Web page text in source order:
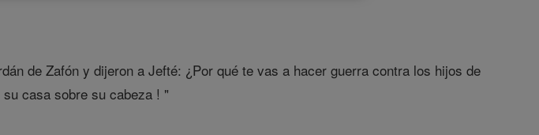
de Zafón y dijeron a Jefté: ¿Por qué te vas a hacer guerra contra los hijos de
casa sobre su cabeza ! "